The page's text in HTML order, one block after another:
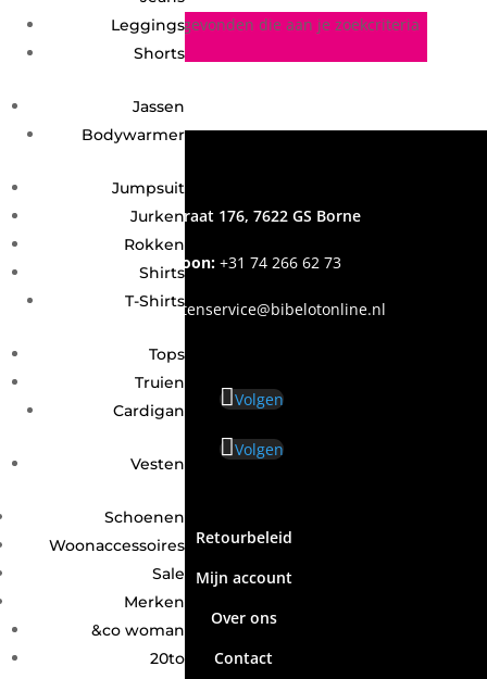
Leggings
Shorts
Jassen
Bodywarmer
Jumpsuit
Jurken
Rokken
Shirts
T-Shirts
Tops
Truien
Cardigan
Vesten
Schoenen
Woonaccessoires
Sale
Merken
&co woman
20to
Geen producten gevonden die aan je zoekcriteria
Grotestraat 176, 7622 GS Borne
Telefoon: +31 74 266 62 73
Email:klantenservice@bibelotonline.nl
Volgen
Volgen
Retourbeleid
Mijn account
Over ons
Contact